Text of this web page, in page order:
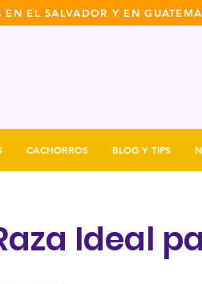
EN EL SALVADOR Y EN
CACHORROS BLOG Y TIPS
Ideal